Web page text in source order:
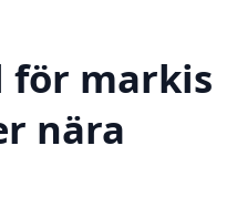
för markis
nära